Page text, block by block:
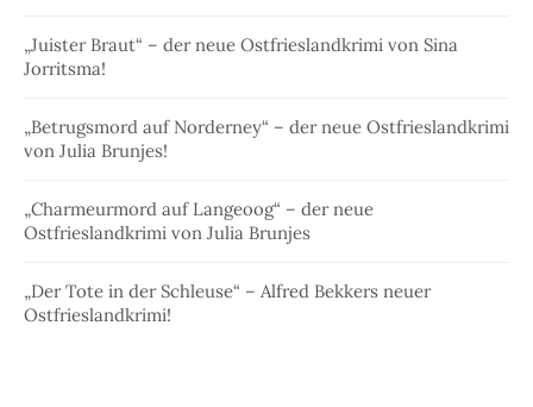
„Juister Braut“ – der neue Ostfrieslandkrimi von Sina
Jorritsma!
„Betrugsmord auf Norderney“ – der neue Ostfrieslandkrimi
von Julia Brunjes!
„Charmeurmord auf Langeoog“ – der neue
Ostfrieslandkrimi von Julia Brunjes
„Der Tote in der Schleuse“ – Alfred Bekkers neuer
Ostfrieslandkrimi!